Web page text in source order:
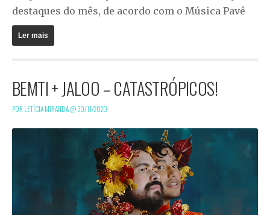
destaques do mês, de acordo com o Música Pavê
Ler mais
BEMTI + JALOO – CATASTRÓPICOS!
POR LETÍCIA MIRANDA @30/11/2020